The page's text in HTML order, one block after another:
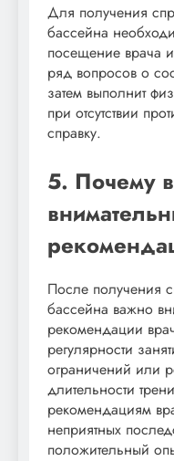
Для получения
бассейна
посещение врача
ряд вопросов о
затем выполнит
при отсутствии
справку.
5. Почему
После получения
бассейна важно
рекомендации
регулярности
ограничений или
длительности
рекомендациям
неприятных
положительный